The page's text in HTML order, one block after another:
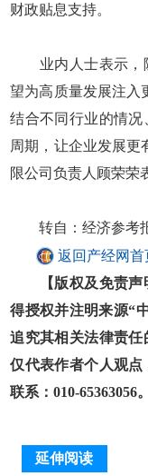
财政贴息支持。
业内人士表示，
望为高质量发展注入
结合不同行业的情况
周期，让企业发展更
限公司负责人顾荣荣
转自：经济参考
返回产经网首
【版权及免责声
得授权并注明来源“
追究其相关法律责任
仅代表作者个人观
联系：010-65363056。
延伸阅读